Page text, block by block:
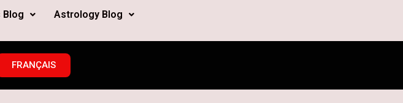
Blog Astrology Blog
FRANÇAIS